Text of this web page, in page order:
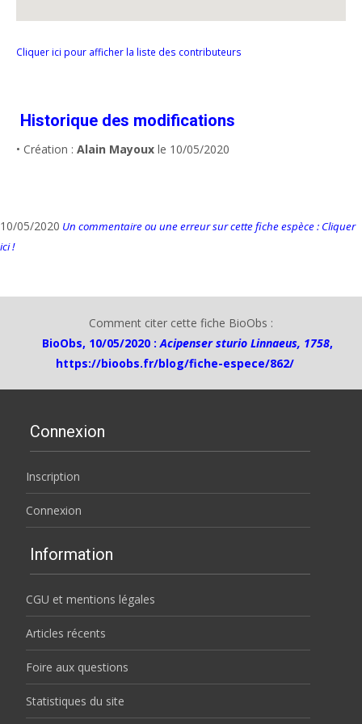
Cliquer ici pour afficher la liste des contributeurs
Historique des modifications
• Création : Alain Mayoux le 10/05/2020
10/05/2020 Un commentaire ou une erreur sur cette fiche espèce : Cliquer
ici !
Comment citer cette fiche BioObs :
BioObs, 10/05/2020 :Acipenser sturio Linnaeus, 1758,
https://bioobs.fr/blog/fiche-espece/862/
Connexion
Inscription
Connexion
Information
CGU et mentions légales
Articles récents
Foire aux questions
Statistiques du site